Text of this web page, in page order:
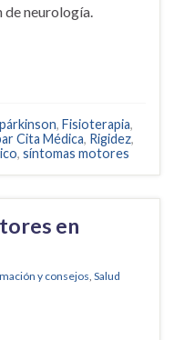
de neurología.
, Fisioterapia,
Cita Médica, Rigidez,
, síntomas motores
en
y consejos, Salud